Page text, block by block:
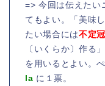
=> 今回は伝えたい
てもよい。「美味
たい場合には不定
〔いくらか〕作る
を用いるとよい。
la に１票。